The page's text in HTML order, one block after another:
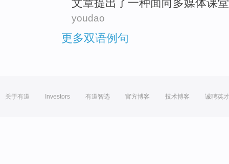
文章提出 了一种面向 多媒体课堂
youdao
更多双语例句
关于有道 Investors 有道智选 官方博客 技术博客 诚聘英才